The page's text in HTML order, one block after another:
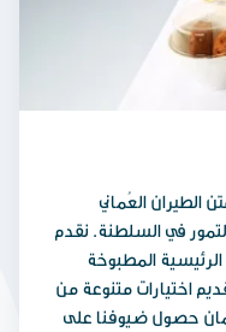
العُماني
التمور في السلطنة. نقدم
المطبوخة
اختيارات متنوعة من
حصول ضيوفنا على